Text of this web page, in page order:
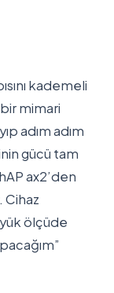
kademeli
bir mimari
adım adım
gücü tam
ax2’den
Cihaz
ölçüde